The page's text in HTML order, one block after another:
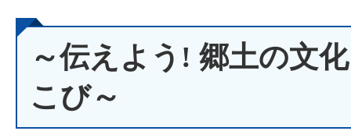
～伝えよう! 郷土の文
こび～